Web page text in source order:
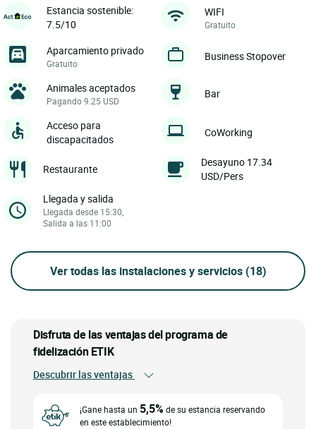
Estancia sostenible:
7.5/10
WIFI
Gratuito
Aparcamiento privado
Gratuito
Business Stopover
Animales aceptados
Pagando 9.25 USD
Bar
Acceso para
discapacitados
CoWorking
Restaurante
Desayuno 17.34
USD/Pers
Llegada y salida
Llegada desde 15:30,
Salida a las 11:00
Ver todas las instalaciones y servicios (18)
Disfruta de las ventajas del programa de
fidelización ETIK
Descubrir las ventajas
¡Gane hasta un 5,5%de su estancia reservando
en este establecimiento!